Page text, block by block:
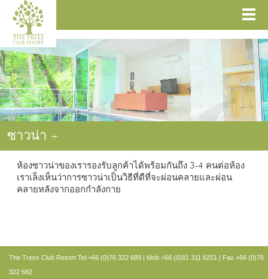
ซาวน่า +
ห้องซาวน่าของเรารองรับลูกค้าได้พร้อมกันถึง 3-4 คนต่อห้อง
เราเล็งเห็นว่าการซาวน่าเป็นวิธีที่ดีที่จะผ่อนคลายและผ่อน
คลายหลังจากออกกำลังกาย
The Trees Club Resort Tel.+66 (0)76 322 689 | Mob.+66 (0)81 311 6251 | Fax.+66 (0)76
322 682